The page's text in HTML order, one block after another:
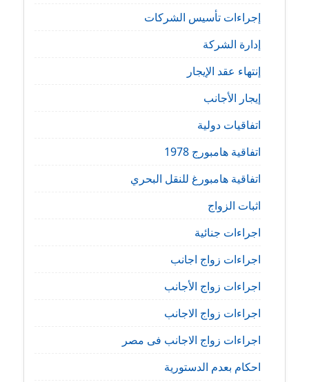
إجراءات تأسيس الشركات
إدارة الشركة
إنتهاء عقد الإيجار
إيجار الأجانب
اتفاقيات دولية
اتفاقية هامبورج 1978
اتفاقية هامبورغ للنقل البحري
اثبات الزواج
اجراءات جنائية
اجراءات زواج اجانب
اجراءات زواج الأجانب
اجراءات زواج الاجانب
اجراءات زواج الاجانب فى مصر
احكام بعدم الدستورية